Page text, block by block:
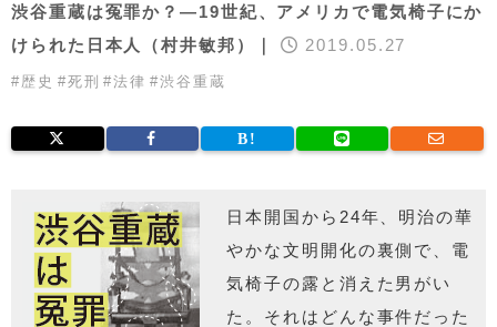
渋谷重蔵は冤罪か？―19世紀、アメリカで電気椅子にか
けられた日本人（村井敏邦）｜
2019.05.27
# 歴史 #死刑 #法律 #渋谷重蔵
日本開国から24年、明治の華
やかな文明開化の裏側で、電
気椅子の露と消えた男がい
た。それはどんな事件だった